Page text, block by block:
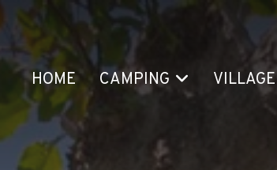
HOME CAMPING VILLAGE